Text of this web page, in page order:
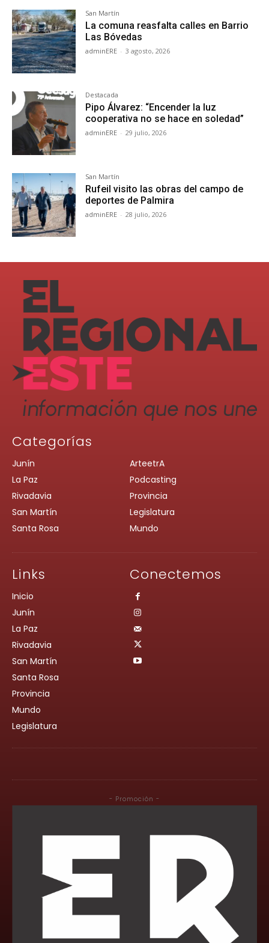
San Martín
La comuna reasfalta calles en Barrio
Las Bóvedas
adminERE - 3 agosto, 2026
Destacada
Pipo Álvarez: “Encender la luz
cooperativa no se hace en soledad”
adminERE - 29 julio, 2026
San Martín
Rufeil visito las obras del campo de
deportes de Palmira
adminERE - 28 julio, 2026
Categorías
Junín
La Paz
Rivadavia
San Martín
Santa Rosa
ArteetrA
Podcasting
Provincia
Legislatura
Mundo
Links
Inicio
Junín
La Paz
Rivadavia
San Martín
Santa Rosa
Provincia
Mundo
Legislatura
Conectemos
- Promoción -